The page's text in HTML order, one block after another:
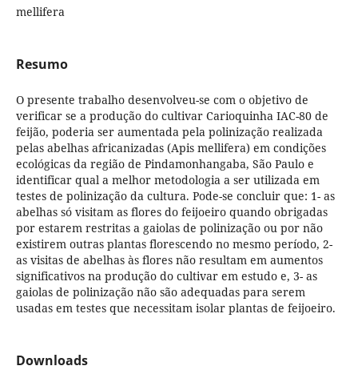
mellifera
Resumo
O presente trabalho desenvolveu-se com o objetivo de
verificar se a produção do cultivar Carioquinha IAC-80 de
feijão, poderia ser aumentada pela polinização realizada
pelas abelhas africanizadas (Apis mellifera) em condições
ecológicas da região de Pindamonhangaba, São Paulo e
identificar qual a melhor metodologia a ser utilizada em
testes de polinização da cultura. Pode-se concluir que: 1- as
abelhas só visitam as flores do feijoeiro quando obrigadas
por estarem restritas a gaiolas de polinização ou por não
existirem outras plantas florescendo no mesmo período, 2-
as visitas de abelhas às flores não resultam em aumentos
significativos na produção do cultivar em estudo e, 3- as
gaiolas de polinização não são adequadas para serem
usadas em testes que necessitam isolar plantas de feijoeiro.
Downloads